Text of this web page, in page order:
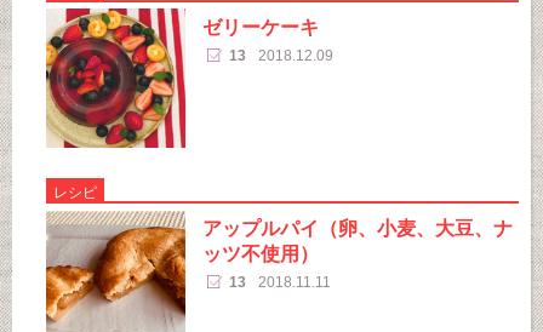
ゼリーケーキ
13 2018.12.09
レシピ
アップルパイ（卵、小麦、大豆、ナ
ッツ不使用）
13 2018.11.11